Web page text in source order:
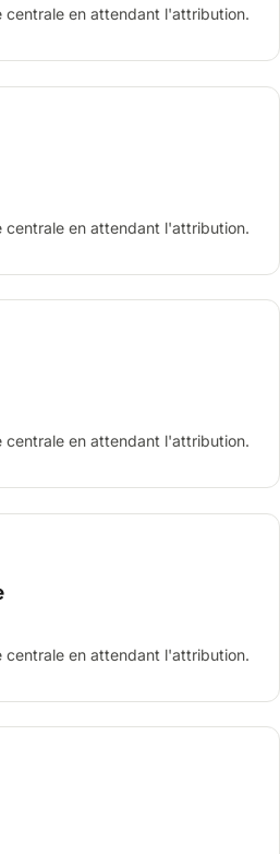
en attendant l'attribution.
en attendant l'attribution.
en attendant l'attribution.
en attendant l'attribution.